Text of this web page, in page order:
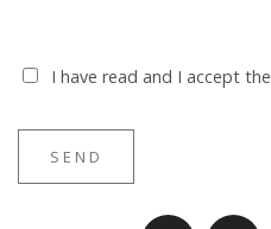
I have read and I accept the
SEND